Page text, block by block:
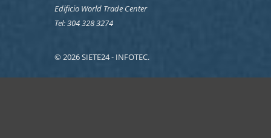
Edificio World Trade Center
Tel: 304 328 3274
© 2026 SIETE24 - INFOTEC.